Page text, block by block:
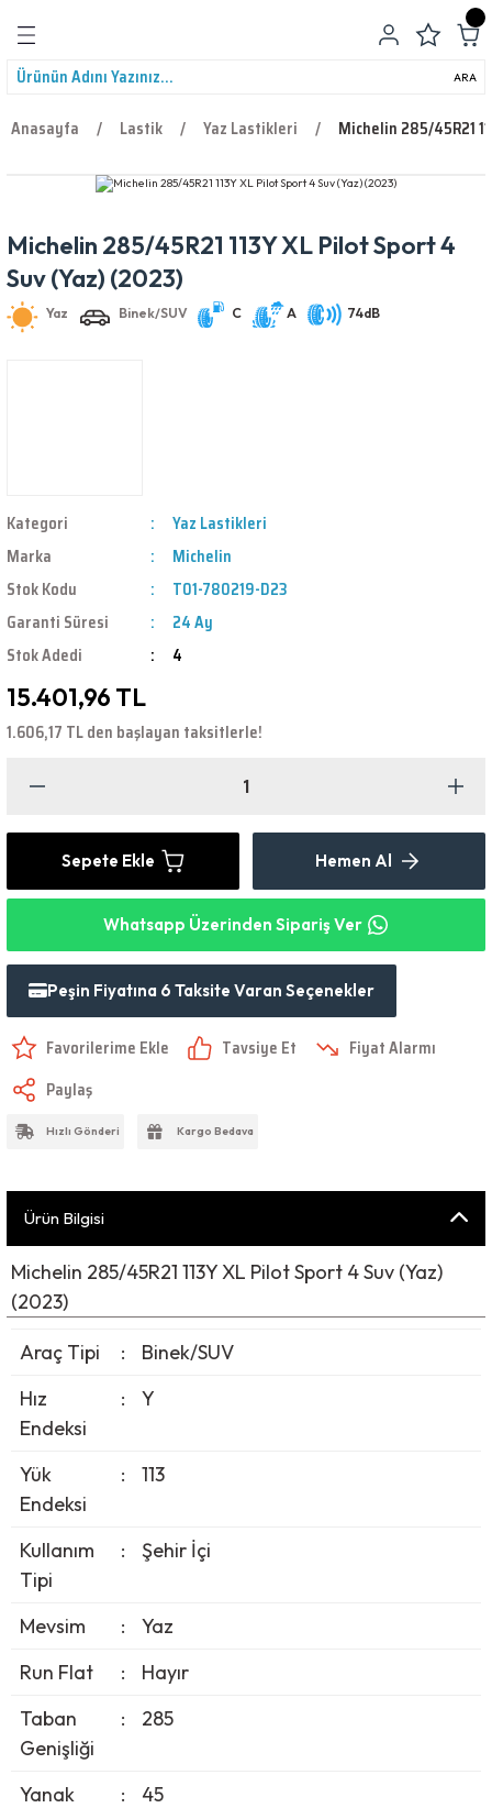
ARA
Anasayfa Lastik Yaz Lastikleri Michelin 285/45R21
Michelin 285/45R21 113Y XL Pilot Sport 4
Suv (Yaz) (2023)
Kategori
Yaz Lastikleri
Marka
Michelin
Stok Kodu
T01-780219-D23
Garanti Süresi
24 Ay
Stok Adedi
4
15.401,96 TL
1.606,17 TL den başlayan taksitlerle!
Sepete Ekle Hemen Al
Whatsapp Üzerinden Sipariş Ver
Peşin Fiyatına 6 Taksite Varan Seçenekler
Tavsiye Et
Fiyat Alarmı
Paylaş
Hızlı Gönderi Kargo Bedava
Ürün Bilgisi
Michelin 285/45R21 113Y XL Pilot Sport 4 Suv (Yaz)
(2023)
Araç Tipi
:
Binek/SUV
Hız
Endeksi
: Y
Yük
Endeksi
: 113
Kullanım
Tipi
: Şehir İçi
Mevsim :
Yaz
Run Flat
:
Hayır
Taban
Genişliği
: 285
Yanak
: 45